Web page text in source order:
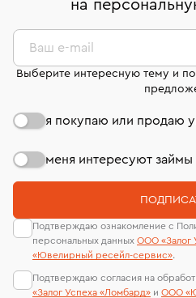
дней на возврат. Детальные
комиссионных украшений и
странице«Возврат
сертификаты МГУ и
лабораторий
на
Ваш e-mail
Выберите интересную тему и
я покупаю или продаю
меня интересуют займы
Подтверждаю ознакомление с
персональных данных ООО «Залог
«Ювелирный ресейл-сервиc».
Подтверждаю согласия на
«Залог Успеха «Ломбард» и ООО